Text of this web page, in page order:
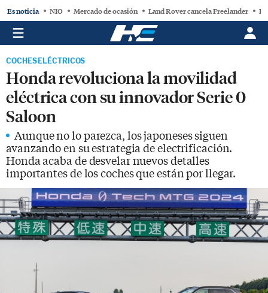
Es noticia NIO Mercado de ocasión Land Rover cancela Freelander
COCHES ELÉCTRICOS
Honda revoluciona la movilidad
eléctrica con su innovador Serie 0
Saloon
Aunque no lo parezca, los japoneses siguen
avanzando en su estrategia de electrificación.
Honda acaba de desvelar nuevos detalles
importantes de los coches que están por llegar.